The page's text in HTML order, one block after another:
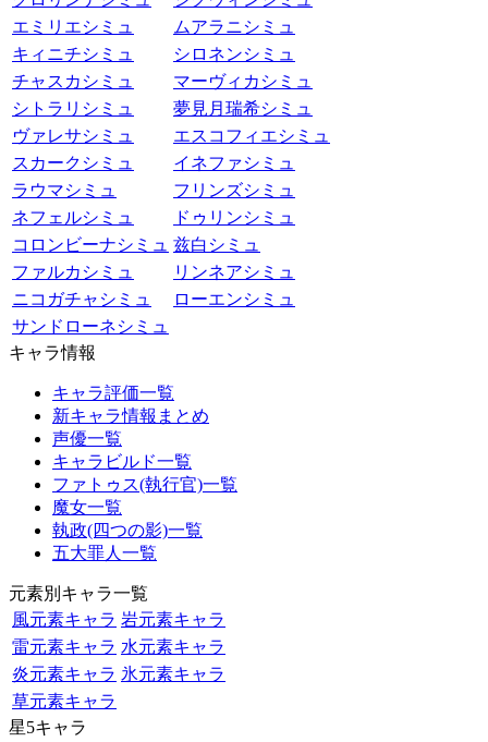
エミリエシミュ
ムアラニシミュ
キィニチシミュ
シロネンシミュ
チャスカシミュ
マーヴィカシミュ
シトラリシミュ
夢見月瑞希シミュ
ヴァレサシミュ
エスコフィエシミュ
スカークシミュ
イネファシミュ
ラウマシミュ
フリンズシミュ
ネフェルシミュ
ドゥリンシミュ
コロンビーナシミュ 兹白シミュ
ファルカシミュ
リンネアシミュ
ニコガチャシミュ
ローエンシミュ
サンドローネシミュ
キャラ情報
キャラ評価一覧
新キャラ情報まとめ
声優一覧
キャラビルド一覧
ファトゥス(執行官)一覧
魔女一覧
執政(四つの影)一覧
五大罪人一覧
元素別キャラ一覧
風元素キャラ 岩元素キャラ
雷元素キャラ 水元素キャラ
炎元素キャラ 氷元素キャラ
草元素キャラ
星5キャラ